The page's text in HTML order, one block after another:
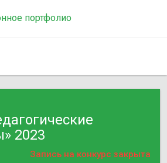
портфолио
2023
Запись на конкурс закрыта